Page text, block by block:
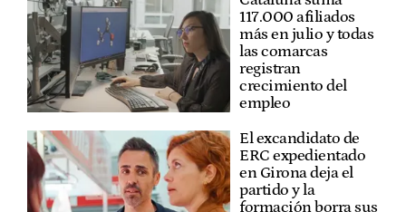
117.000 afiliados
más en julio y todas
las comarcas
registran
crecimiento del
empleo
El excandidato de
ERC expedientado
en Girona deja el
partido y la
formación borra sus